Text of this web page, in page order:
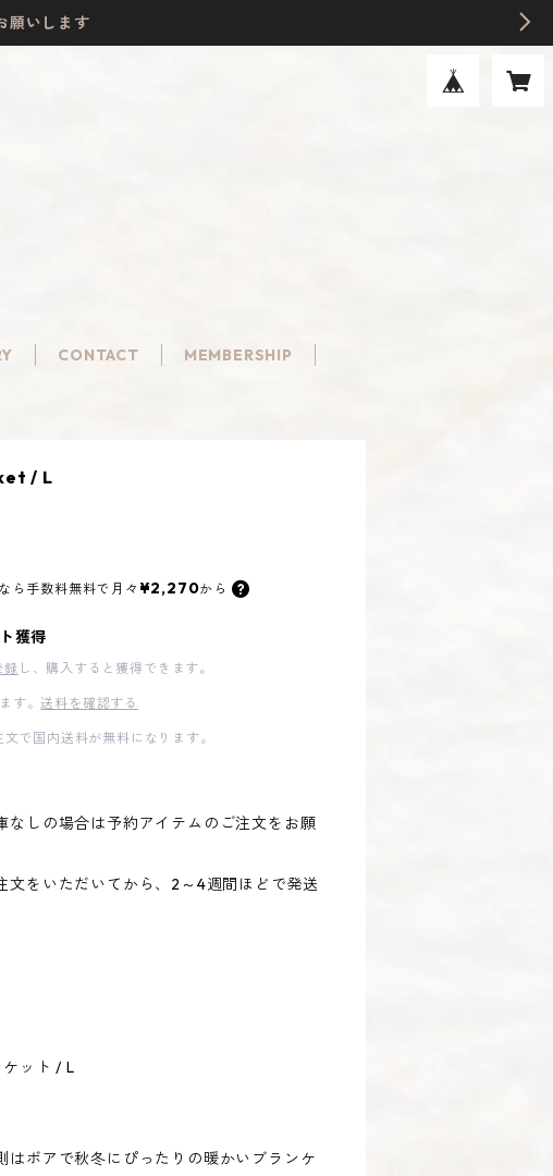
願いします
CONTACT MEMBERSHIP
/ L
なら 手数料無料で 月々 ¥2,270から
獲得
録 し、購入すると獲得できます。
す。送料を確認する
で国内送料が無料になります。
なしの場合は予約アイテムのご注文をお願
文をいただいてから、2～4週間ほどで発送
ット / L
はボアで秋冬にぴったりの暖かいブランケ